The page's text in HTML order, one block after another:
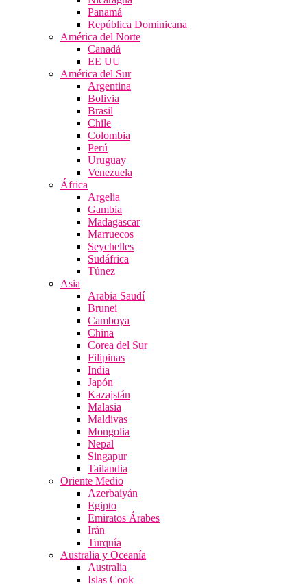
Panamá
República Dominicana
América del Norte
Canadá
EE UU
América del Sur
Argentina
Bolivia
Brasil
Chile
Colombia
Perú
Uruguay
Venezuela
África
Argelia
Gambia
Madagascar
Marruecos
Seychelles
Sudáfrica
Túnez
Asia
Arabia Saudí
Brunei
Camboya
China
Corea del Sur
Filipinas
India
Japón
Kazajstán
Malasia
Maldivas
Mongolia
Nepal
Singapur
Tailandia
Oriente Medio
Azerbaiyán
Egipto
Emiratos Árabes
Irán
Turquía
Australia y Oceanía
Australia
Islas Cook